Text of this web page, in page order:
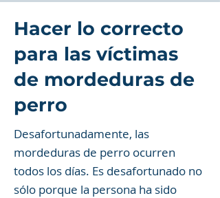
Hacer lo correcto
para las víctimas
de mordeduras de
perro
Desafortunadamente, las
mordeduras de perro ocurren
todos los días. Es desafortunado no
sólo porque la persona ha sido